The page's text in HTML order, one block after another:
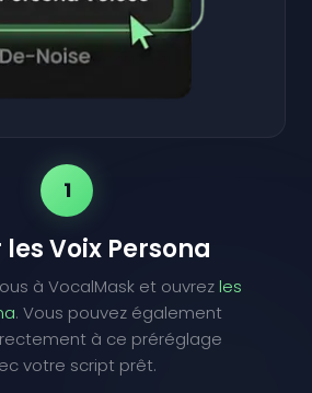
1
Voix Persona
à VocalMask et ouvrezles
. Vous pouvez également
à ce préréglage
votre script prêt.